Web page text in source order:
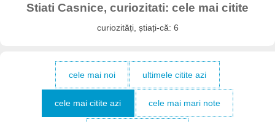
Stiati Casnice, curiozitati: cele mai citite
curiozități, știați-că: 6
cele mai noi ultimele citite azi
cele mai citite azi cele mai mari note